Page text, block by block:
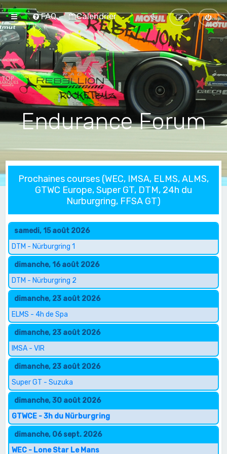
FAQ Calendrier
Endurance Forum
Prochaines courses (WEC, IMSA, ELMS, ALMS,
GTWC Europe, Super GT, DTM, 24h du
Nurburgring, FFSA GT)
samedi, 15 août 2026
DTM - Nürburgring 1
dimanche, 16 août 2026
DTM - Nürburgring 2
dimanche, 23 août 2026
ELMS - 4h de Spa
dimanche, 23 août 2026
IMSA - VIR
dimanche, 23 août 2026
Super GT - Suzuka
dimanche, 30 août 2026
GTWCE - 3h du Nürburgring
dimanche, 06 sept. 2026
WEC - Lone Star Le Mans